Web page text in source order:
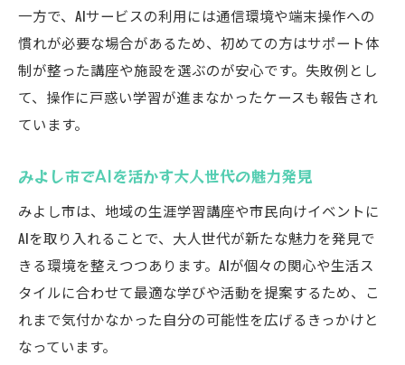
一方で、AIサービスの利用には通信環境や端末操作への
慣れが必要な場合があるため、初めての方はサポート体
制が整った講座や施設を選ぶのが安心です。失敗例とし
て、操作に戸惑い学習が進まなかったケースも報告され
ています。
みよし市でAIを活かす大人世代の魅力発見
みよし市は、地域の生涯学習講座や市民向けイベントに
AIを取り入れることで、大人世代が新たな魅力を発見で
きる環境を整えつつあります。AIが個々の関心や生活ス
タイルに合わせて最適な学びや活動を提案するため、こ
れまで気付かなかった自分の可能性を広げるきっかけと
なっています。